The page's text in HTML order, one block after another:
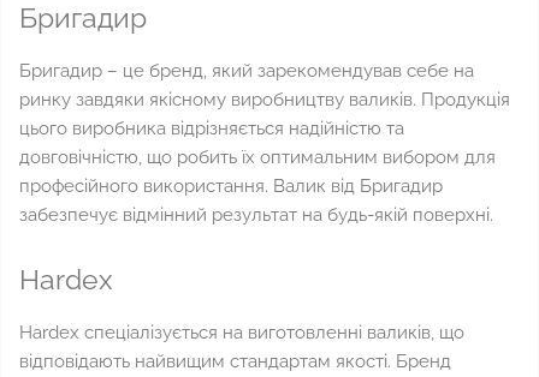
Бригадир
Бригадир – це бренд, який зарекомендував себе на
ринку завдяки якісному виробництву валиків. Продукція
цього виробника відрізняється надійністю та
довговічністю, що робить їх оптимальним вибором для
професійного використання. Валик від Бригадир
забезпечує відмінний результат на будь-якій поверхні.
Hardex
Hardex спеціалізується на виготовленні валиків, що
відповідають найвищим стандартам якості. Бренд